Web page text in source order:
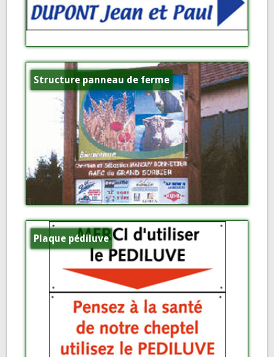
Structure panneau de ferme
Plaque pédiluve